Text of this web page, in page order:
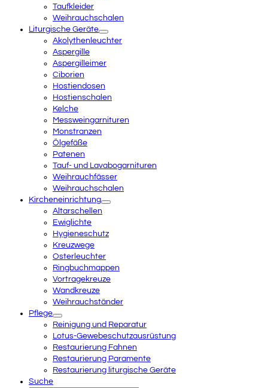
Taufkleider
Weihrauchschalen
Liturgische Geräte
Akolythenleuchter
Aspergille
Aspergilleimer
Ciborien
Hostiendosen
Hostienschalen
Kelche
Messweingarnituren
Monstranzen
Ölgefäße
Patenen
Tauf- und Lavabogarnituren
Weihrauchfässer
Weihrauchschalen
Kircheneinrichtung
Altarschellen
Ewiglichte
Hygieneschutz
Kreuzwege
Osterleuchter
Ringbuchmappen
Vortragekreuze
Wandkreuze
Weihrauchständer
Pflege
Reinigung und Reparatur
Lotus-Gewebeschutzausrüstung
Restaurierung Fahnen
Restaurierung Paramente
Restaurierung liturgische Geräte
Suche